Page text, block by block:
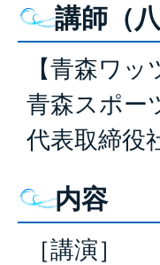
講師（
【青森ワッ
青森スポー
代表取締役
内容
［講演］